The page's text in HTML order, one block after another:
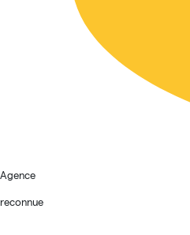
Agence
reconnue